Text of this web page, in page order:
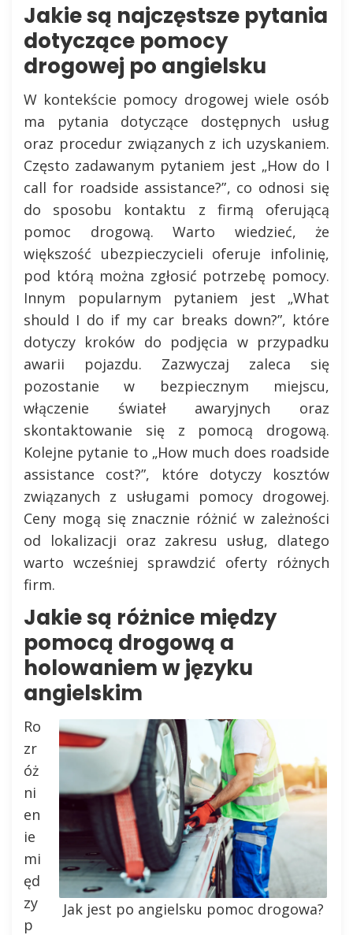
Jakie są najczęstsze pytania
dotyczące pomocy
drogowej po angielsku
W kontekście pomocy drogowej wiele osób
ma pytania dotyczące dostępnych usług
oraz procedur związanych z ich uzyskaniem.
Często zadawanym pytaniem jest „How do I
call for roadside assistance?”, co odnosi się
do sposobu kontaktu z firmą oferującą
pomoc drogową. Warto wiedzieć, że
większość ubezpieczycieli oferuje infolinię,
pod którą można zgłosić potrzebę pomocy.
Innym popularnym pytaniem jest „What
should I do if my car breaks down?”, które
dotyczy kroków do podjęcia w przypadku
awarii pojazdu. Zazwyczaj zaleca się
pozostanie w bezpiecznym miejscu,
włączenie świateł awaryjnych oraz
skontaktowanie się z pomocą drogową.
Kolejne pytanie to „How much does roadside
assistance cost?”, które dotyczy kosztów
związanych z usługami pomocy drogowej.
Ceny mogą się znacznie różnić w zależności
od lokalizacji oraz zakresu usług, dlatego
warto wcześniej sprawdzić oferty różnych
firm.
Jakie są różnice między
pomocą drogową a
holowaniem w języku
angielskim
Jak jest po angielsku pomoc drogowa?
Ro
zr
óż
ni
en
ie
mi
ęd
zy
p